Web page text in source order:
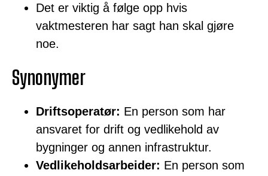
Det er viktig å følge opp hvis
vaktmesteren har sagt han skal gjøre
noe.
Synonymer
Driftsoperatør: En person som har
ansvaret for drift og vedlikehold av
bygninger og annen infrastruktur.
Vedlikeholdsarbeider: En person som